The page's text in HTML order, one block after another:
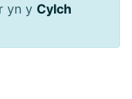
yn y Cylch